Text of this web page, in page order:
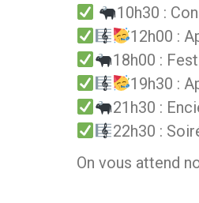
10h30 :
12h00 :
18h00 :
19h30 :
21h30 :
22h30 :
On vous attend